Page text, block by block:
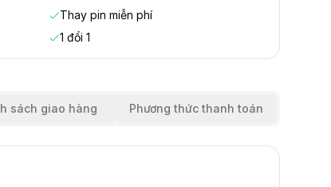
Thay pin miễn phí
1 đổi 1
sách giao hàng Phương thức thanh toán